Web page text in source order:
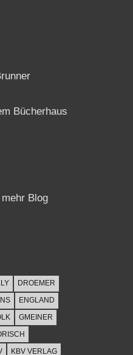
Bücherhaus
Blog
DROEMER
ENGLAND
GMEINER
KBV VERLAG